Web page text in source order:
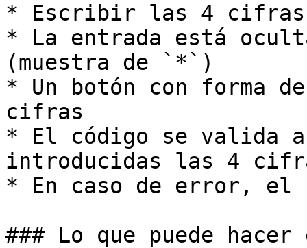
* Escribir las 4
* La entrada está
(muestra de `*`)
* Un botón con forma
cifras
* El código se valida
introducidas las 4
* En caso de error, el
### Lo que puede